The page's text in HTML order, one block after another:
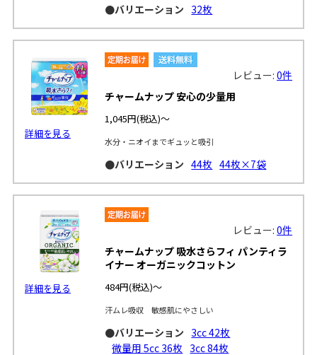
●バリエーション 32枚
詳細を見る
レビュー:0件
チャームナップ 安心の少量用
1,045円(税込)～
水分・ニオイまでギュッと吸引
●バリエーション 44枚 44枚×7袋
詳細を見る
レビュー:0件
チャームナップ 吸水さらフィ パンティラ
イナー オーガニックコットン
484円(税込)～
汗ムレ吸収 敏感肌にやさしい
●バリエーション 3cc 42枚
微量用 5cc 36枚 3cc 84枚